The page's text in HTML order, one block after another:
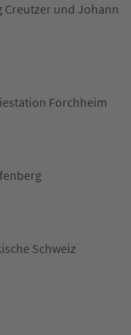
und Johann
Forchheim
Schweiz